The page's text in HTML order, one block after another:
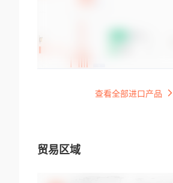
查看全部进口产品
贸易区域